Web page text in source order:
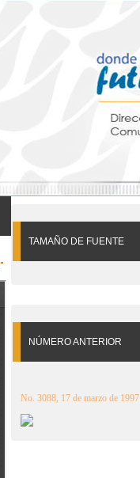
TAMAÑO DE FUENTE
NÚMERO ANTERIOR
No. 3088, 17 de marzo de 1997